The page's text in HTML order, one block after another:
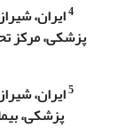
4ایران،
پزشکی، مرکز
5ایران،
پزشکی،